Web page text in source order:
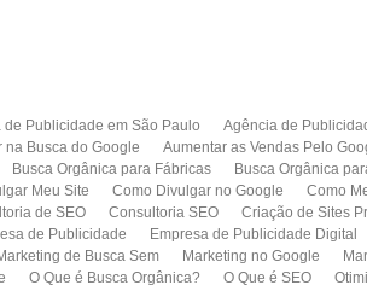
de Publicidade em São Paulo Agência de
na Busca do Google Aumentar as Vendas Pelo
Busca Orgânica para Fábricas Busca Orgânica
Meu Site Como Divulgar no Google Como
de SEO Consultoria SEO Criação de Sites
de Publicidade Empresa de Publicidade Digital
de Busca Sem Marketing no Google
O Que é Busca Orgânica? O Que é SEO